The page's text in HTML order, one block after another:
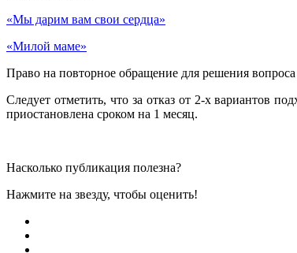
«Мы дарим вам свои сердца»
«Милой маме»
Право на повторное обращение для решения
Следует отметить, что за отказ от 2-х вариантов
приостановлена сроком на 1 месяц.
Насколько публикация полезна?
Нажмите на звезду, чтобы оценить!